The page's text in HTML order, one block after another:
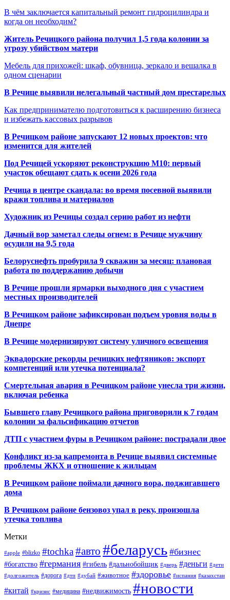
В чём заключается капитальный ремонт гидроцилиндра и
когда он необходим?
Житель Речицкого района получил 1,5 года колонии за
угрозу убийством матери
Мебель для прихожей: шкаф, обувница, зеркало и вешалка в
одном сценарии
В Речице выявили нелегальный частный дом престарелых
Как предпринимателю подготовиться к расширению бизнеса
и избежать кассовых разрывов
В Речицком районе запускают 12 новых проектов: что
изменится для жителей
Под Речицей ускоряют реконструкцию М10: первый
участок обещают сдать к осени 2026 года
Речица в центре скандала: во время посевной выявили
кражи топлива и материалов
Художник из Речицы создал серию работ из нефти
Дачный вор заметал следы огнем: в Речице мужчину
осудили на 9,5 года
Белоруснефть пробурила 9 скважин за месяц: плановая
работа по поддержанию добычи
В Речице прошли ярмарки выходного дня с участием
местных производителей
В Речицком районе зафиксирован подъем уровня воды в
Днепре
В Речице модернизируют систему уличного освещения
Эквадорские рекорды речицких нефтяников: экспорт
компетенций или утечка потенциала?
Смертельная авария в Речицком районе унесла три жизни,
включая ребенка
Бывшего главу Речицкого района приговорили к 7 годам
колонии за фальсификацию отчетов
ДТП с участием фуры в Речицком районе: пострадали двое
Конфликт из-за капремонта в Речице выявил системные
проблемы ЖКХ и отношение к жильцам
В Речицком районе поймали дачного вора, поджигавшего
дома
В Речицком районе бензовоз упал в реку, произошла
утечка топлива
Метки
#apple #blizko #tochka#авто #беларусь #бизнес
#богатство #германия #гибель #дальнобойщик #дверь #деньги #дети
#долгожитель #дорога #дтп #дубай #животное #здоровье #испания #казахстан
#китай #кризис #медицина #недвижимость #новости